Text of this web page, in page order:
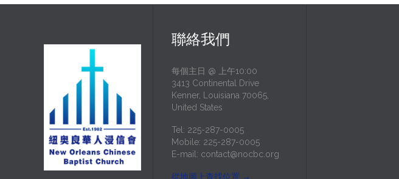
聯絡我們
每個主日 @ 上午10:00
3413 Continental Drive
Kenner, Louisiana 70065,
United States
Tel: 225-287-0005
Mobile: 225-287-0005
E-mail: contact@nocbc.org
從地圖上查找位置 →